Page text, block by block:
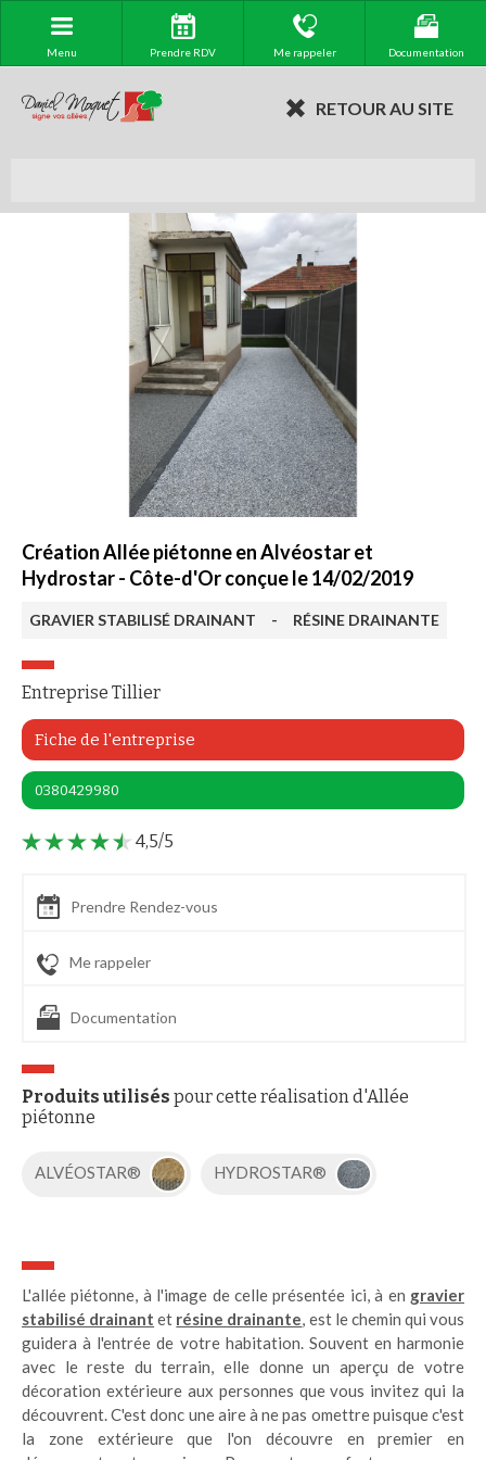
Menu Prendre RDV Me rappeler Documentation
RETOUR AU SITE
Création Allée piétonne en Alvéostar et
Hydrostar - Côte-d'Or conçue le 14/02/2019
GRAVIER STABILISÉ DRAINANT - RÉSINE DRAINANTE
Entreprise Tillier
Fiche de l'entreprise
0380429980
4,5/5
Prendre Rendez-vous
Me rappeler
Documentation
Produits utilisés pour cette réalisation d'Allée
piétonne
ALVÉOSTAR® HYDROSTAR®
L'allée piétonne, à l'image de celle présentée ici, à en gravier
stabilisé drainant et résine drainante, est le chemin qui vous
guidera à l'entrée de votre habitation. Souvent en harmonie
avec le reste du terrain, elle donne un aperçu de votre
décoration extérieure aux personnes que vous invitez qui la
découvrent. C'est donc une aire à ne pas omettre puisque c'est
la zone extérieure que l'on découvre en premier en